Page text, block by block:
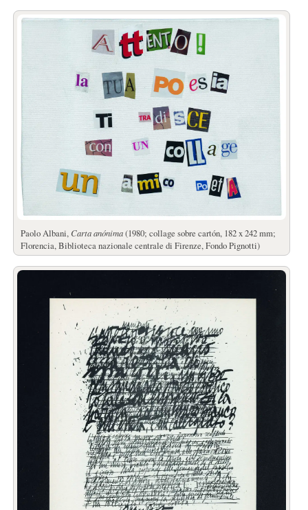
Paolo Albani, Carta anónima(1980; collage sobre cartón, 182 x 242 mm;
Florencia, Biblioteca nazionale centrale di Firenze, Fondo Pignotti)